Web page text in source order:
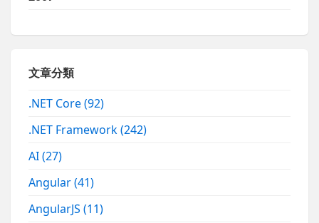
文章分類
.NET Core(92)
.NET Framework(242)
AI(27)
Angular(41)
AngularJS(11)